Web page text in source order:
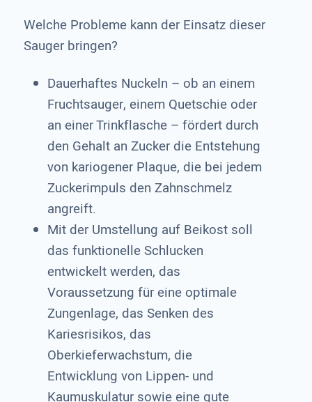
Welche Probleme kann der Einsatz dieser
Sauger bringen?
Dauerhaftes Nuckeln – ob an einem
Fruchtsauger, einem Quetschie oder
an einer Trinkflasche – fördert durch
den Gehalt an Zucker die Entstehung
von kariogener Plaque, die bei jedem
Zuckerimpuls den Zahnschmelz
angreift.
Mit der Umstellung auf Beikost soll
das funktionelle Schlucken
entwickelt werden, das
Voraussetzung für eine optimale
Zungenlage, das Senken des
Kariesrisikos, das
Oberkieferwachstum, die
Entwicklung von Lippen- und
Kaumuskulatur sowie eine gute